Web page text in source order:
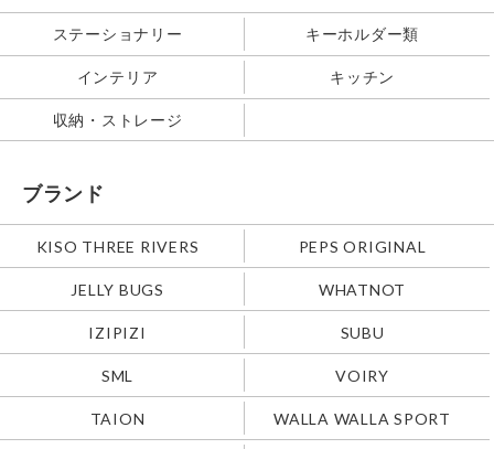
ステーショナリー キーホルダー類
インテリア キッチン
収納・ストレージ
ブランド
KISO THREE RIVERS PEPS ORIGINAL
JELLY BUGS WHATNOT
IZIPIZI SUBU
SML VOIRY
TAION WALLA WALLA SPORT